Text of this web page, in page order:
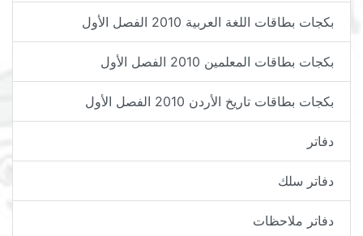
بكجات بطاقات اللغة العربية 2010 الفصل الأول
بكجات بطاقات المعلمين 2010 الفصل الأول
بكجات بطاقات تاريخ الأردن 2010 الفصل الأول
دفاتر
دفاتر سلك
دفاتر ملاحظات